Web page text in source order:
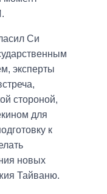
Си
эксперты
стороной,
для
к
новых
Тайваню.